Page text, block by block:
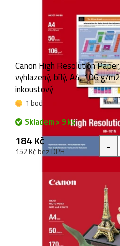
Canon High Resolution
vyhlazený, bílý, A4, 106 g/
inkoustový
1 bod
Skladem > 9 ks
184 Kč
152 Kč bez DPH -